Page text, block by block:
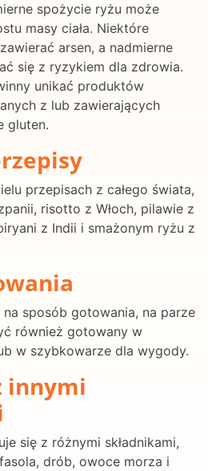
spożycie ryżu może
masy ciała. Niektóre
arsen, a nadmierne
się z ryzykiem dla zdrowia.
unikać produktów
z lub zawierających
gluten.
przepisach z całego świata,
risotto z Włoch, pilawie z
z Indii i smażonym ryżu z
sposób gotowania, na parze
również gotowany w
w szybkowarze dla wygody.
innymi
się z różnymi składnikami,
drób, owoce morza i